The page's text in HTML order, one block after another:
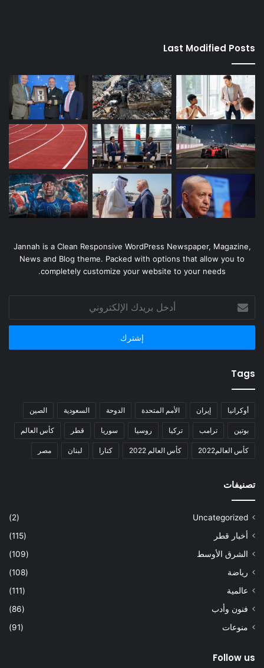
Last Modified Posts
Jannah is a Clean Responsive WordPress Newspaper, Magazine,
News and Blog theme. Packed with options that allow you to
completely customize your website to your needs.
أدخل
بريدك
الإلكتروني
Tags
أوكرانيا إيران الأمم المتحدة الدوحة السعودية الصين
بوتين ترامب تركيا روسيا سوريا قطر كأس العالم
كأس العالم2022 كأس العالم 2022 كتارا لبنان مصر
تصنيفات
Uncategorized
(2)
أخبار قطر
(115)
الشرق الأوسط
(109)
رياضة
(108)
عالمية
(111)
فنون وأدب
(86)
منوعات
(91)
Follow us